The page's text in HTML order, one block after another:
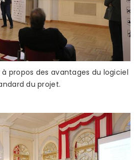
à propos des avantages du logiciel
du projet.